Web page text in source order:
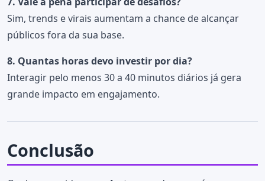
Sim, trends e virais aumentam a chance de alcançar
públicos fora da sua base.
8. Quantas horas devo investir por dia?
Interagir pelo menos 30 a 40 minutos diários já gera
grande impacto em engajamento.
Conclusão